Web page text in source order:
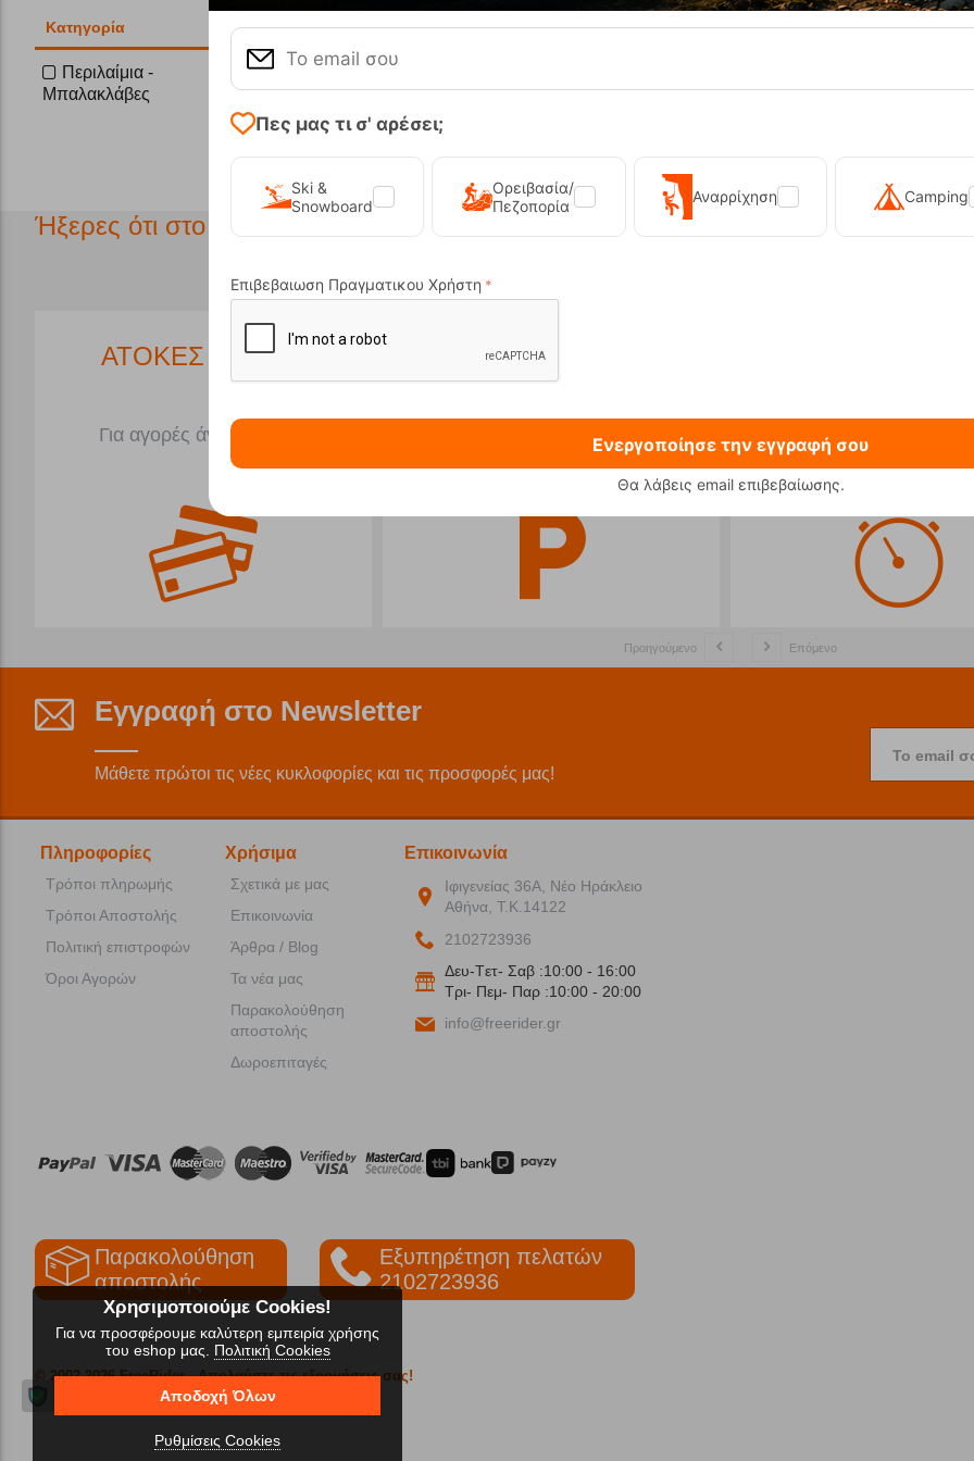
Κατηγορία
Περιλαίμια -
Μπαλακλάβες
Ήξερες ότι στο κατάστημα μας έχουμε...
ΑΤΟΚΕΣ ΔΟΣΕΙΣ
Για αγορές άνω των 50€
ΧΩΡΟΣ ΣΤΑΘΜΕΥΣΗΣ
Μπροστά από το κατάστημα Στα προϊόντα με
Προηγούμενο Επόμενο
Εγγραφή στο Newsletter
Μάθετε πρώτοι τις νέες κυκλοφορίες και τις προσφορές μας!
Το email
Πες μας τι σ' αρέσει;
Ski &
Snowboard
Ορειβασία/
Πεζοπορία
Αναρρίχηση Camping
Επιβεβαιωση Πραγματικου Χρήστη
Ενεργοποίησε την εγγραφή σου
Θα λάβεις email επιβεβαίωσης.
Πληροφορίες
Τρόποι πληρωμής
Τρόποι Αποστολής
Πολιτική επιστροφών
Όροι Αγορών
Χρήσιμα
Σχετικά με μας
Επικοινωνία
Άρθρα / Blog
Τα νέα μας
Παρακολούθηση
αποστολής
Δωροεπιταγές
Επικοινωνία
Ιφιγενείας 36Α, Νέο Ηράκλειο
Αθήνα, Τ.Κ.14122
2102723936
Δευ-Tετ- Σαβ :10:00 - 16:00
Tρι- Πεμ- Παρ :10:00 - 20:00
info@freerider.gr
Παρακολούθηση
αποστολής
Εξυπηρέτηση πελατών
2102723936
© 2002-2026 FreeRider- Απολαύστε τις εξορμήσεις σας!
Χρησιμοποιούμε Cookies!
Για να προσφέρουμε καλύτερη εμπειρία χρήσης
του eshop μας. Πολιτική Cookies
Αποδοχή Όλων
Ρυθμίσεις Cookies